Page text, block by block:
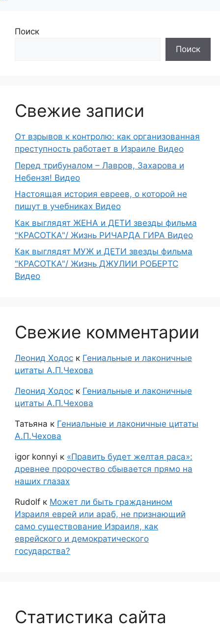
Поиск
Поиск
Свежие записи
От взрывов к контролю: как организованная
преступность работает в Израиле Видео
Перед трибуналом – Лавров, Захарова и
Небензя! Видео
Настоящая история евреев, о которой не
пишут в учебниках Видео
Как выглядят ЖЕНА и ДЕТИ звезды фильма
"КРАСОТКА"/ Жизнь РИЧАРДА ГИРА Видео
Как выглядят МУЖ и ДЕТИ звезды фильма
"КРАСОТКА"/ Жизнь ДЖУЛИИ РОБЕРТС
Видео
Свежие комментарии
Леонид Ходос к Гениальные и лаконичные
цитаты А.П.Чехова
Леонид Ходос к Гениальные и лаконичные
цитаты А.П.Чехова
Татьяна к Гениальные и лаконичные цитаты
А.П.Чехова
igor konnyi к «Править будет желтая раса»:
древнее пророчество сбывается прямо на
наших глазах
Rudolf к Может ли быть гражданином
Израиля еврей или араб, не признающий
само существование Израиля, как
еврейского и демократического
государства?
Статистика сайта